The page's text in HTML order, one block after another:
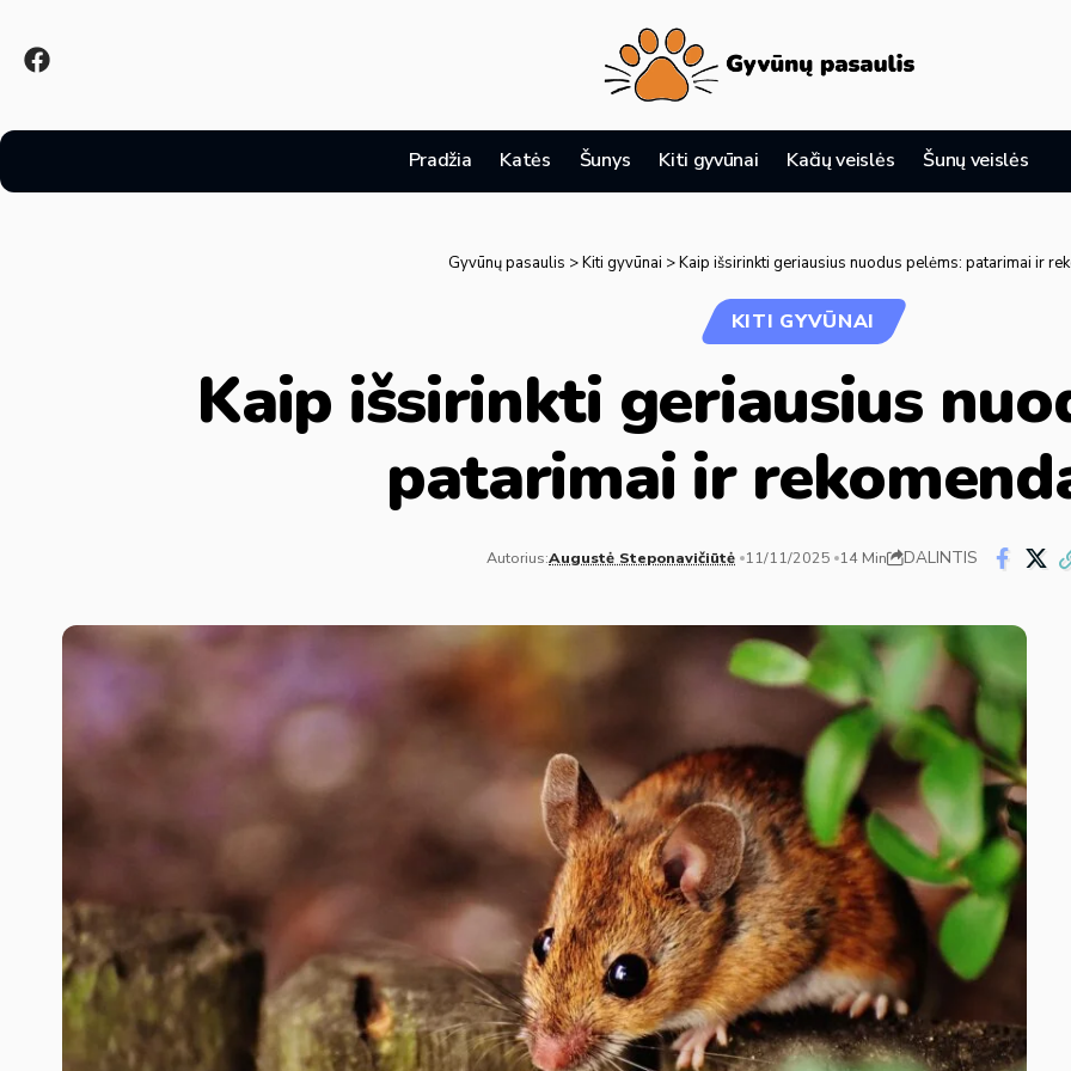
Pradžia Katės Šunys Kiti gyvūnai Kačių veislės Šunų veislės
Gyvūnų pasaulis >Kiti gyvūnai >Kaip išsirinkti geriausius nuodus pelėms: patarimai ir
KITI GYVŪNAI
Kaip išsirinkti geriausius
patarimai ir
Autorius:Augustė Steponavičiūtė 11/11/2025 14 Min DALINTIS